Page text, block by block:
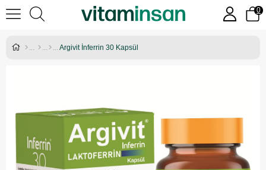
0
Argivit İnferrin 30 Kapsül